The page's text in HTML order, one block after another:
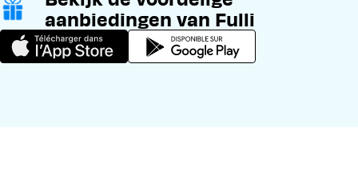
aanbiedingen van Fulli